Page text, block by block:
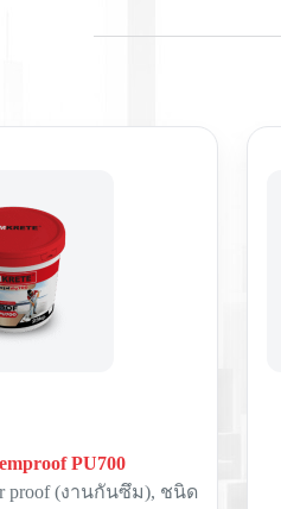
PU700
proof (งานกันซึม), ชนิด